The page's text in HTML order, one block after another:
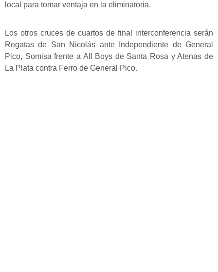
local para tomar ventaja en la eliminatoria.
Los otros cruces de cuartos de final interconferencia serán
Regatas de San Nicolás ante Independiente de General
Pico, Somisa frente a All Boys de Santa Rosa y Atenas de
La Plata contra Ferro de General Pico.